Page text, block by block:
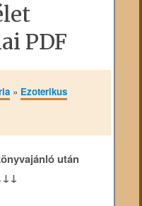
PDF
» Ezoterikus
után